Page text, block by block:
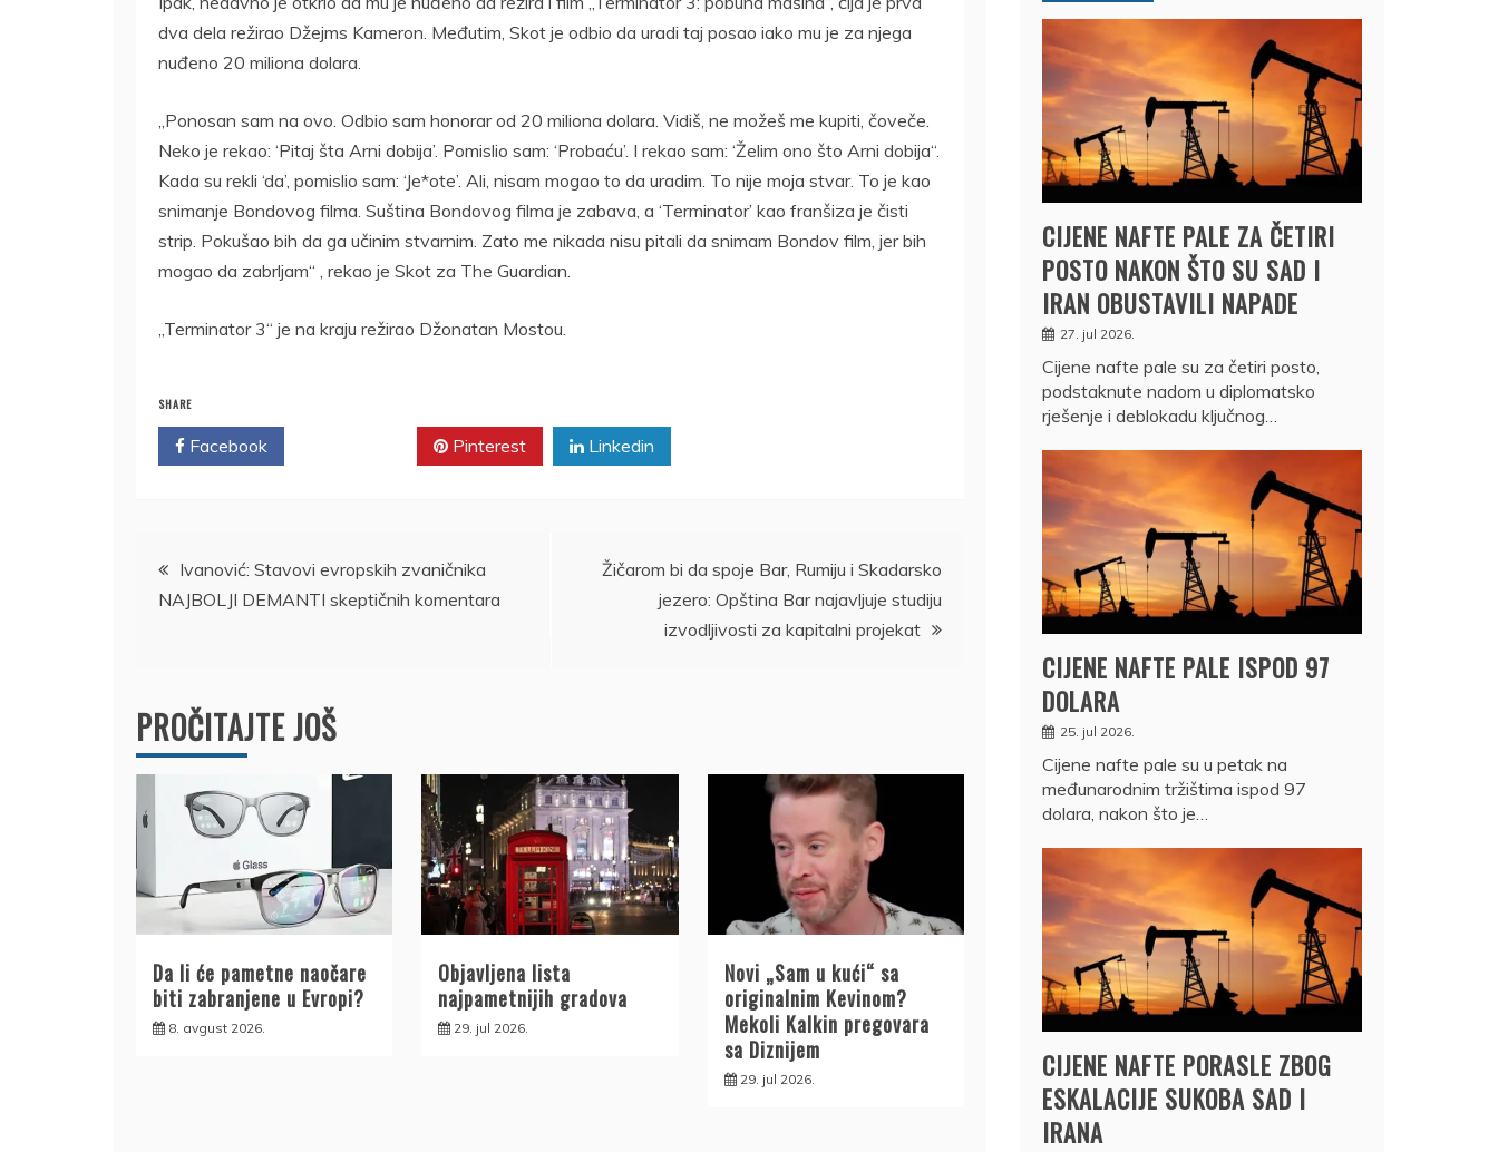
dva dela režirao Džejms Kameron. Međutim, Skot je odbio da uradi taj posao iako mu je za njega
nuđeno 20 miliona dolara.
„Ponosan sam na ovo. Odbio sam honorar od 20 miliona dolara. Vidiš, ne možeš me kupiti, čoveče.
Neko je rekao: ‘Pitaj šta Arni dobija’. Pomislio sam: ‘Probaću’. I rekao sam: ‘Želim ono što Arni dobija“.
Kada su rekli ‘da’, pomislio sam: ‘Je*ote’. Ali, nisam mogao to da uradim. To nije moja stvar. To je kao
snimanje Bondovog filma. Suština Bondovog filma je zabava, a ‘Terminator’ kao franšiza je čisti
strip. Pokušao bih da ga učinim stvarnim. Zato me nikada nisu pitali da snimam Bondov film, jer bih
mogao da zabrljam“ , rekao je Skot za The Guardian.
„Terminator 3“ je na kraju režirao Džonatan Mostou.
SHARE
Facebook Pinterest Linkedin
Kretanje
članka
Ivanović: Stavovi evropskih zvaničnika
NAJBOLJI DEMANTI skeptičnih komentara
Žičarom bi da spoje Bar, Rumiju i Skadarsko
jezero: Opština Bar najavljuje studiju
izvodljivosti za kapitalni projekat
PROČITAJTE JOŠ
Da li će pametne naočare
biti zabranjene u Evropi?
8. avgust 2026.
Objavljena lista
najpametnijih gradova
29. jul 2026.
Novi „Sam u kući“ sa
originalnim Kevinom?
Mekoli Kalkin pregovara
sa Diznijem
29. jul 2026.
CIJENE NAFTE PALE ZA ČETIRI
POSTO NAKON ŠTO SU SAD I
IRAN OBUSTAVILI NAPADE
27. jul 2026.
Cijene nafte pale su za četiri posto,
podstaknute nadom u diplomatsko
rješenje i deblokadu ključnog…
CIJENE NAFTE PALE ISPOD 97
DOLARA
25. jul 2026.
Cijene nafte pale su u petak na
međunarodnim tržištima ispod 97
dolara, nakon što je…
CIJENE NAFTE PORASLE ZBOG
ESKALACIJE SUKOBA SAD I
IRANA